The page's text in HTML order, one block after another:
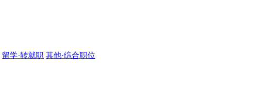
留学·转就职 其他·综合职位